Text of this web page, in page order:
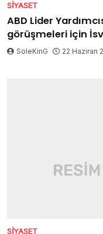
SIYASET
ABD Lider
görüşmeleri için
SoleKinG 22 Haziran
SIYASET